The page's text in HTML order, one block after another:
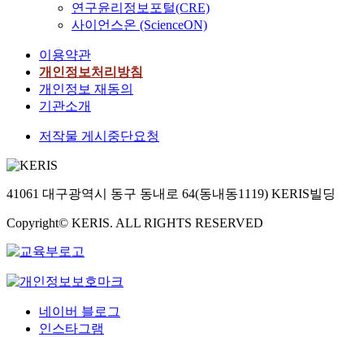
연구윤리정보포털(CRE)
사이언스온 (ScienceON)
이용약관
개인정보처리방침
개인정보 재동의
기관소개
저작물 게시중단요청
41061 대구광역시 동구 동내로 64(동내동1119) KERIS빌딩
Copyright© KERIS. ALL RIGHTS RESERVED
네이버 블로그
인스타그램